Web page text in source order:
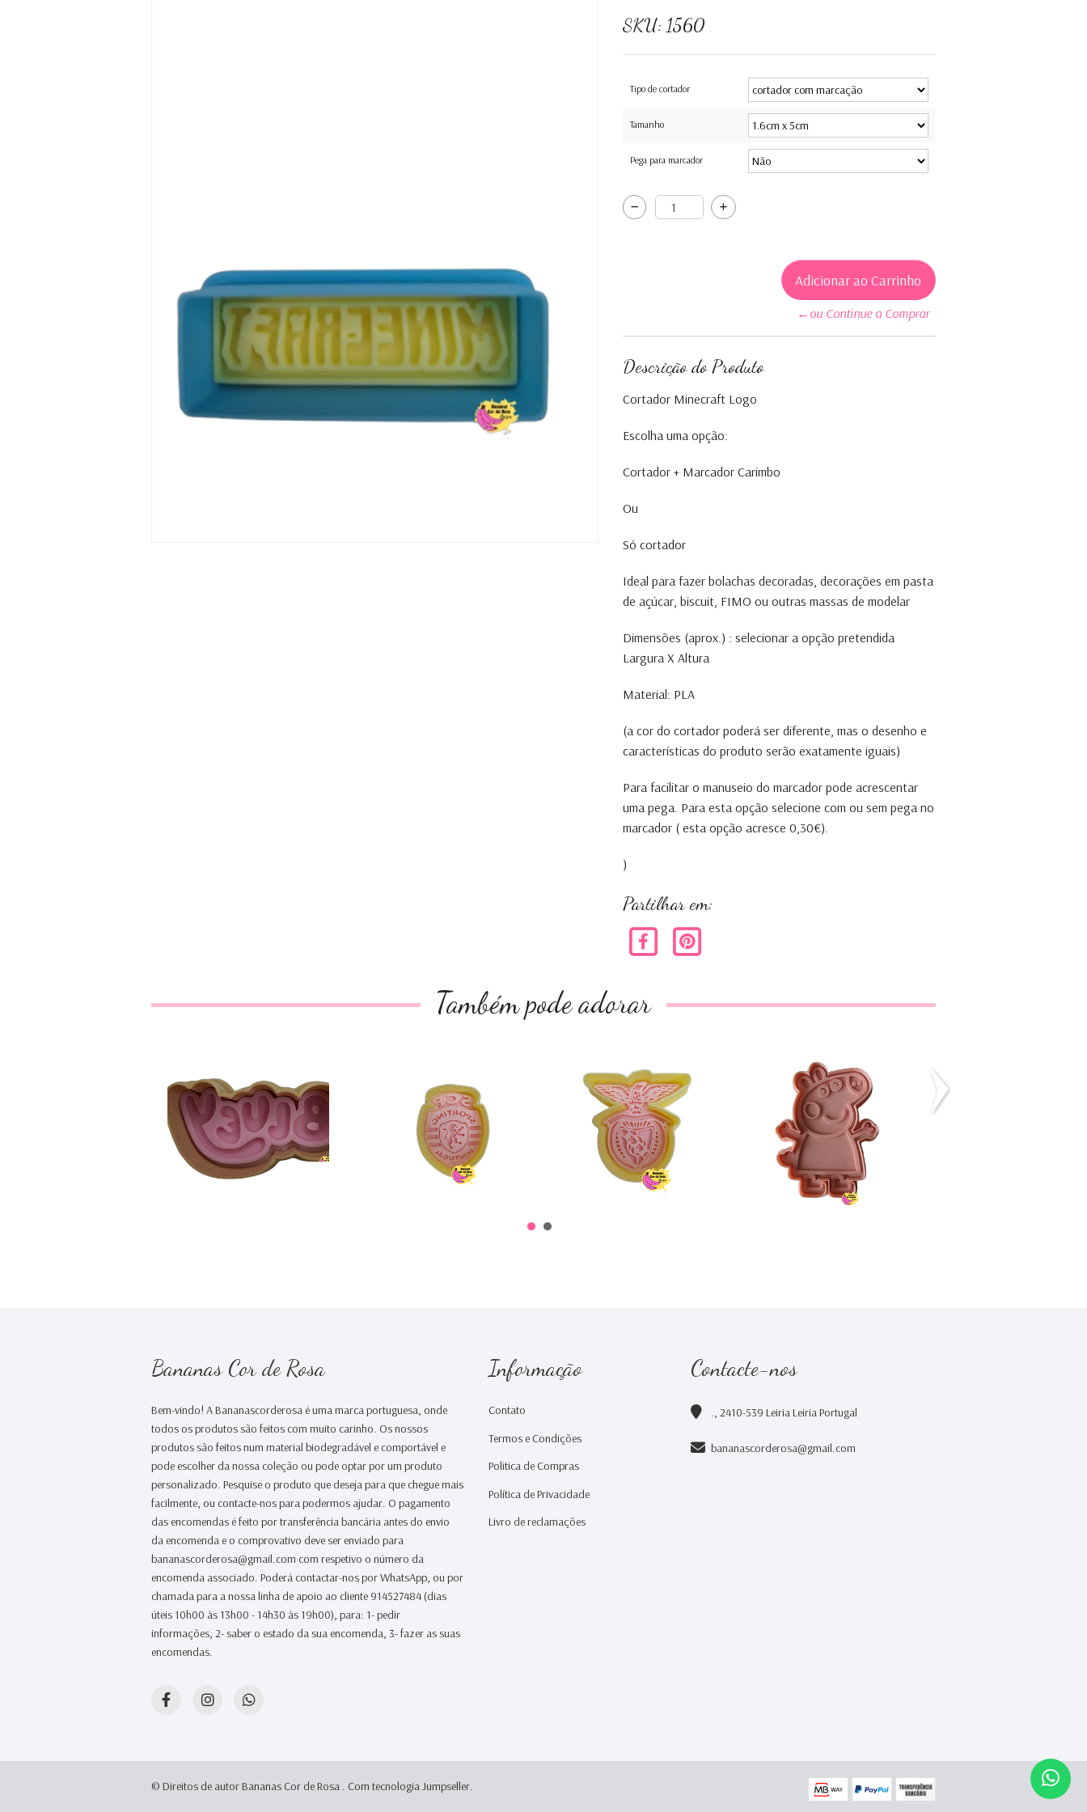
SKU: 1560
Tipo de cortador
Tamanho
Pega para marcador
←ou Continue a Comprar
Descrição do Produto
Cortador Minecraft Logo
Escolha uma opção:
Cortador + Marcador Carimbo
Ou
Só cortador
Ideal para fazer bolachas decoradas, decorações em pasta
de açúcar, biscuit, FIMO ou outras massas de modelar
Dimensões (aprox.) : selecionar a opção pretendida
Largura X Altura
Material: PLA
(a cor do cortador poderá ser diferente, mas o desenho e
características do produto serão exatamente iguais)
Para facilitar o manuseio do marcador pode acrescentar
uma pega. Para esta opção selecione com ou sem pega no
marcador ( esta opção acresce 0,30€).
)
Partilhar em:
Também pode adorar
Bluey Logo
€0,00
Logo Sporting
Logo benfica
€0,00
Porquinha Peppa
€0,00
Brontosauros
Bananas Cor de Rosa
Bem-vindo! A Bananascorderosa é uma marca portuguesa, onde
todos os produtos são feitos com muito carinho. Os nossos
produtos são feitos num material biodegradável e comportável e
pode escolher da nossa coleção ou pode optar por um produto
personalizado. Pesquise o produto que deseja para que chegue mais
facilmente, ou contacte-nos para podermos ajudar. O pagamento
das encomendas é feito por transferência bancária antes do envio
da encomenda e o comprovativo deve ser enviado para
bananascorderosa@gmail.com com respetivo o número da
encomenda associado. Poderá contactar-nos por WhatsApp, ou por
chamada para a nossa linha de apoio ao cliente 914527484 (dias
úteis 10h00 às 13h00 - 14h30 às 19h00), para: 1- pedir
informações, 2- saber o estado da sua encomenda, 3- fazer as suas
encomendas.
Informação
Contato
Termos e Condições
Politica de Compras
Política de Privacidade
Livro de reclamações
Contacte-nos
., 2410-539 Leiria Leiria Portugal
bananascorderosa@gmail.com
© Direitos de autor Bananas Cor de Rosa . Com tecnologia Jumpseller.